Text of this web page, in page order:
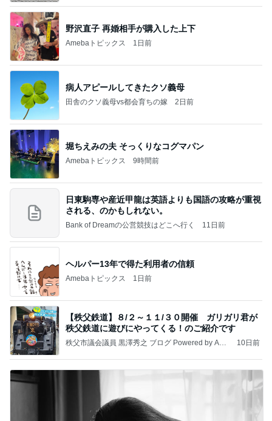
野沢直子 再婚相手が購入した上下
Amebaトピックス 1日前
病人アピールしてきたクソ義母
田舎のクソ義母vs都会育ちの嫁 2日前
堀ちえみの夫 そっくりなコグマパン
Amebaトピックス 9時間前
日東駒専や産近甲龍は英語よりも国語の攻略が重視
される、のかもしれない。
Bank of Dreamの公営競技はどこへ行く 11日前
ヘルパー13年で得た利用者の信頼
Amebaトピックス 1日前
【秩父鉄道】８/２～１１/３０開催 ガリガリ君が
秩父鉄道に遊びにやってくる！のご紹介です
秩父市議会議員 黒澤秀之 ブログ Powered by Ame
10日前